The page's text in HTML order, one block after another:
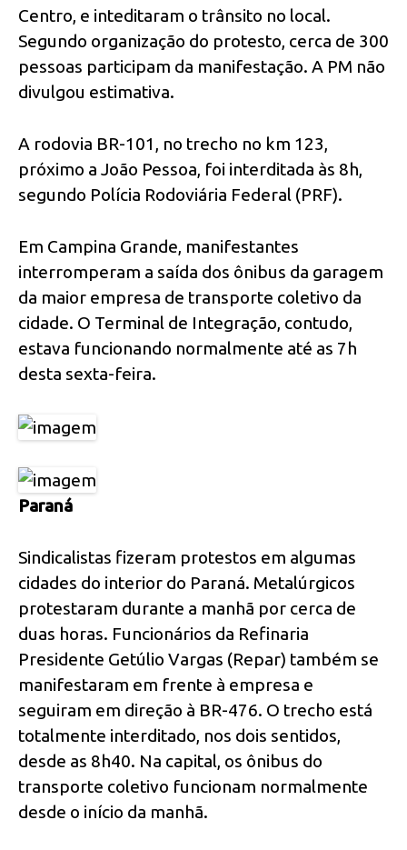
Centro, e inteditaram o trânsito no local.
Segundo organização do protesto, cerca de 300
pessoas participam da manifestação. A PM não
divulgou estimativa.
A rodovia BR-101, no trecho no km 123,
próximo a João Pessoa, foi interditada às 8h,
segundo Polícia Rodoviária Federal (PRF).
Em Campina Grande, manifestantes
interromperam a saída dos ônibus da garagem
da maior empresa de transporte coletivo da
cidade. O Terminal de Integração, contudo,
estava funcionando normalmente até as 7h
desta sexta-feira.
Paraná
Sindicalistas fizeram protestos em algumas
cidades do interior do Paraná. Metalúrgicos
protestaram durante a manhã por cerca de
duas horas. Funcionários da Refinaria
Presidente Getúlio Vargas (Repar) também se
manifestaram em frente à empresa e
seguiram em direção à BR-476. O trecho está
totalmente interditado, nos dois sentidos,
desde as 8h40. Na capital, os ônibus do
transporte coletivo funcionam normalmente
desde o início da manhã.